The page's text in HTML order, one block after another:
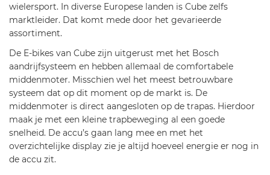
wielersport. In diverse Europese landen is Cube zelfs
marktleider. Dat komt mede door het gevarieerde
assortiment.
De E-bikes van Cube zijn uitgerust met het Bosch
aandrijfsysteem en hebben allemaal de comfortabele
middenmoter. Misschien wel het meest betrouwbare
systeem dat op dit moment op de markt is. De
middenmoter is direct aangesloten op de trapas. Hierdoor
maak je met een kleine trapbeweging al een goede
snelheid. De accu’s gaan lang mee en met het
overzichtelijke display zie je altijd hoeveel energie er nog in
de accu zit.